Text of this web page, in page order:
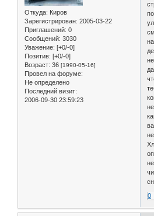
Откуда: Киров
Зарегистрирован: 2005-03-22
Приглашений: 0
Сообщений: 3030
Уважение: [+0/-0]
Позитив: [+0/-0]
Возраст: 36 [1990-05-16]
Провел на форуме:
Не определено
Последний визит:
2006-09-30 23:59:23
0